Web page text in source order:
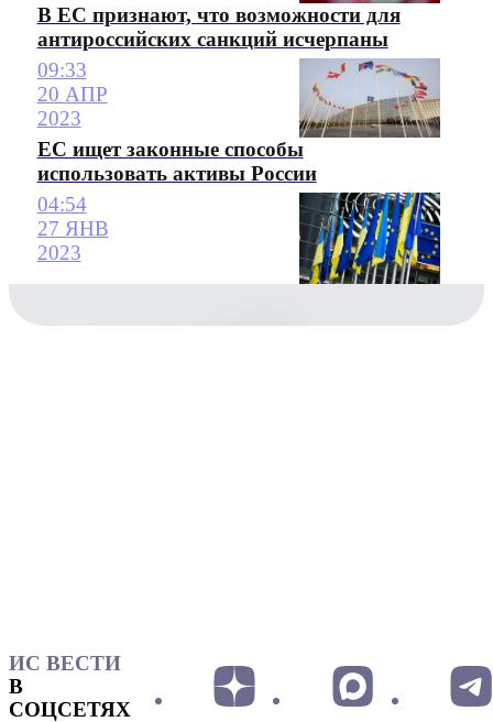
В ЕС признают, что возможности для
антироссийских санкций исчерпаны
09:33
20 АПР
2023
ЕС ищет законные способы
использовать активы России
04:54
27 ЯНВ
2023
ИС ВЕСТИ
В
СОЦСЕТЯХ